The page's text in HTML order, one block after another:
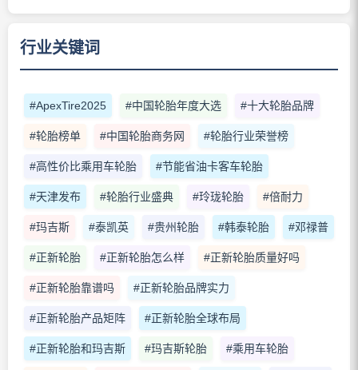
行业关键词
#ApexTire2025 #中国轮胎年度大选 #十大轮胎品牌
#轮胎榜单 #中国轮胎商务网 #轮胎行业荣誉榜
#高性价比乘用车轮胎 #节能省油卡客车轮胎
#天津发布 #轮胎行业盛典 #玲珑轮胎 #倍耐力
#玛吉斯 #泰凯英 #贵州轮胎 #韩泰轮胎 #邓禄普
#正新轮胎 #正新轮胎怎么样 #正新轮胎质量好吗
#正新轮胎靠谱吗 #正新轮胎品牌实力
#正新轮胎产品矩阵 #正新轮胎全球布局
#正新轮胎和玛吉斯 #玛吉斯轮胎 #乘用车轮胎